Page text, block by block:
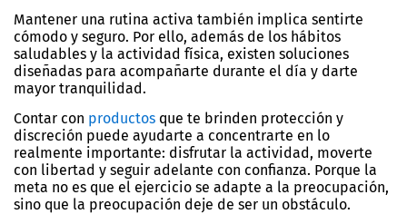
Mantener una rutina activa también implica sentirte
cómodo y seguro. Por ello, además de los hábitos
saludables y la actividad física, existen soluciones
diseñadas para acompañarte durante el día y darte
mayor tranquilidad.
Contar con productos que te brinden protección y
discreción puede ayudarte a concentrarte en lo
realmente importante: disfrutar la actividad, moverte
con libertad y seguir adelante con confianza. Porque la
meta no es que el ejercicio se adapte a la preocupación,
sino que la preocupación deje de ser un obstáculo.